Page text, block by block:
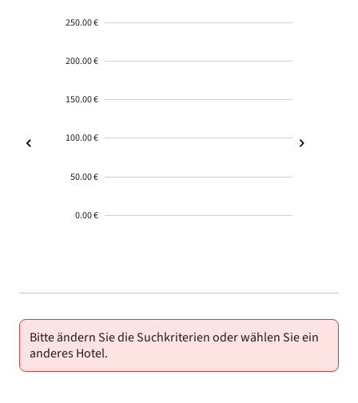
250.00 €
200.00 €
150.00 €
100.00 €
50.00 €
0.00 €
01-02
Bitte ändern Sie die Suchkriterien oder wählen Sie ein
anderes Hotel.